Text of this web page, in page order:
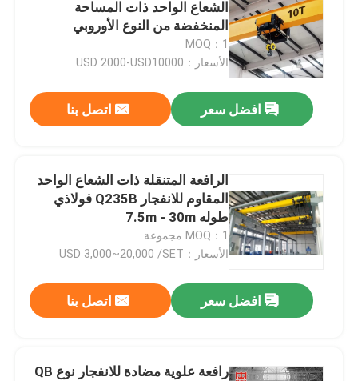
الشعاع الواحد ذات المساحة
المنخفضة من النوع الأوروبي
MOQ：1
الأسعار：USD 2000-USD10000
افضل سعر اتصل بنا
الرافعة المتنقلة ذات الشعاع الواحد
المقاوم للانفجار Q235B فولاذي
طوله 7.5m - 30m
MOQ：1 مجموعة
الأسعار：USD 3,000~20,000 /SET
افضل سعر اتصل بنا
رافعة علوية مضادة للانفجار نوع QB